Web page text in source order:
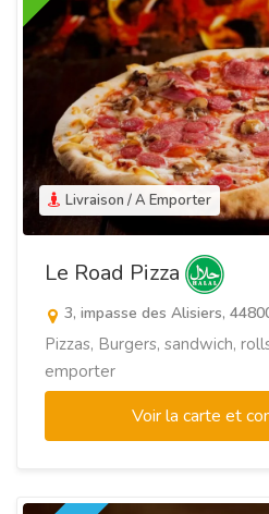
Livraison / A Emporter
Le Road Pizza
3, impasse des Alisiers,
Pizzas, Burgers, sandwich,
emporter
Voir la carte et